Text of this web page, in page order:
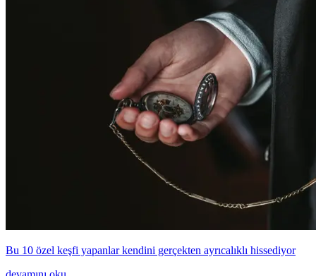
Bu 10 özel keşfi yapanlar kendini gerçekten ayrıcalıklı hissediyor